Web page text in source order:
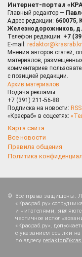
Интернет-портал
Главный редактор —
Адрес редакции: 660075,
Железнодорожников,
Телефон редакции: +7
E-mail:
Мнения авторов статей,
материалов,
комментариев
с позицией редакции.
Архив материалов
Подача рекламы:
+7 (391) 211-56-88
Подписка на новости: RSS
«Красраб» в соцсетях:
Карта сайта
Все новости
Правила общения
Политика
Все права защищены.
«Красраб.ру»
и читателями,
частичное
«Красраб.ру»,
с указанием ссылки
по адресу